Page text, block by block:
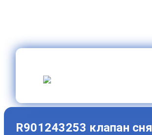
R901243253 клапан